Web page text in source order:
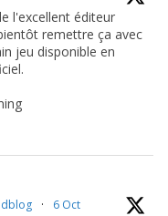
l'excellent éditeur
remettre ça avec
jeu disponible en
· 6 Oct